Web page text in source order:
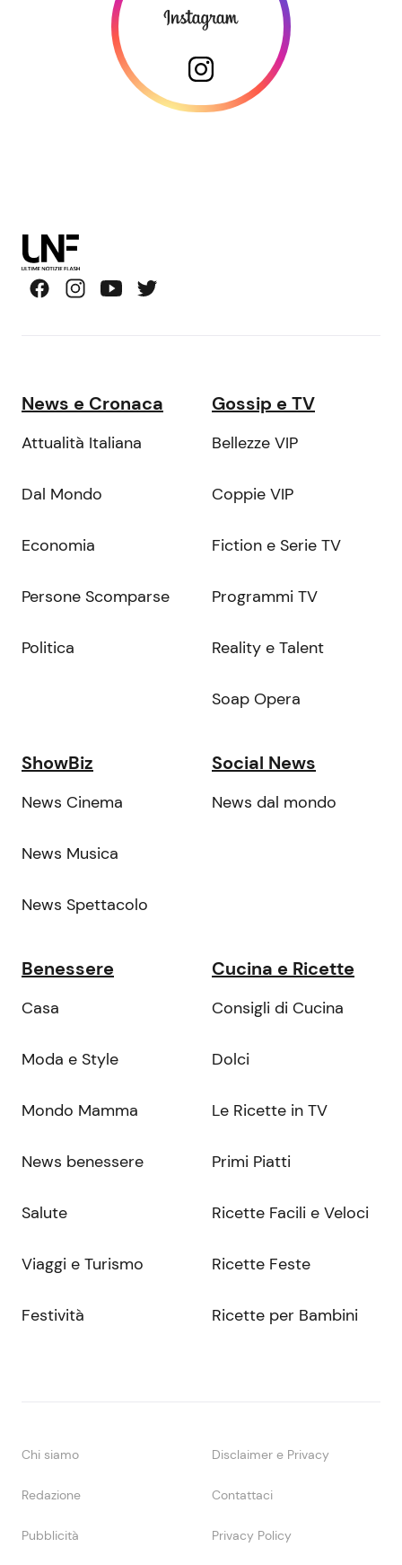
News e Cronaca
Attualità Italiana
Dal Mondo
Economia
Persone Scomparse
Politica
Gossip e TV
Bellezze VIP
Coppie VIP
Fiction e Serie TV
Programmi TV
Reality e Talent
Soap Opera
ShowBiz
News Cinema
News Musica
News Spettacolo
Social News
News dal mondo
Benessere
Casa
Moda e Style
Mondo Mamma
News benessere
Salute
Viaggi e Turismo
Festività
Cucina e Ricette
Consigli di Cucina
Dolci
Le Ricette in TV
Primi Piatti
Ricette Facili e Veloci
Ricette Feste
Ricette per Bambini
Chi siamo Disclaimer e Privacy
Redazione Contattaci
Pubblicità Privacy Policy